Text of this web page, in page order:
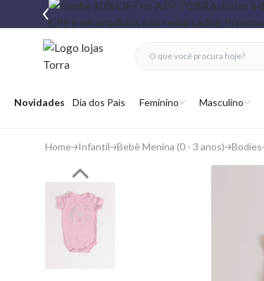
Abrir menu
Novidades Dia dos Pais Feminino Masculino
fechar menu
fechar menu
favoritos
Home Infantil Bebê Menina (0 - 3 anos) Bodies